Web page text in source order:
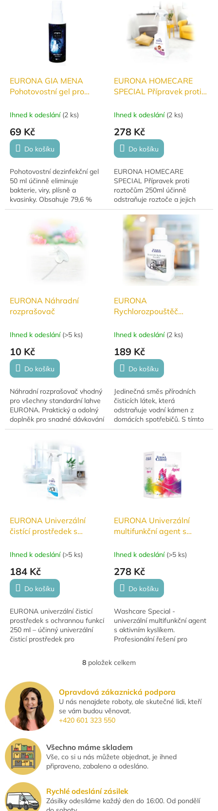
EURONA GIA MENA
Pohotovostní gel pro
Ihned k odeslání (2 ks)
69 Kč
Do košíku
Pohotovostní dezinfekční gel
50 ml účinně eliminuje
bakterie, viry, plísně a
kvasinky. Obsahuje 79,6 %
alkoholu a glycerin pro
hypoalergenní parfemací Gia...
EURONA HOMECARE
SPECIAL Přípravek proti
Ihned k odeslání (2 ks)
278 Kč
Do košíku
EURONA HOMECARE
SPECIAL Přípravek proti
roztočům 250ml účinně
odstraňuje roztoče a jejich
alergeny z textilií a nábytku. Je
bezpečný pro domácí použití,
snadno se aplikuje a je...
EURONA Náhradní
rozprašovač
Ihned k odeslání (>5 ks)
10 Kč
Do košíku
Náhradní rozprašovač vhodný
pro všechny standardní lahve
EURONA. Praktický a odolný
doplněk pro snadné dávkování
čisticích prostředků.
EURONA
Rychlorozpouštěč
domácí spotřebiče
Ihned k odeslání (2 ks)
189 Kč
Do košíku
Jedinečná směs přírodních
čisticích látek, která
odstraňuje vodní kámen z
domácích spotřebičů. S tímto
prostředkem lze čistit:
EURONA Univerzální
čistící prostředek s
Ihned k odeslání (>5 ks)
184 Kč
Do košíku
EURONA univerzální čisticí
prostředek s ochrannou funkcí
250 ml – účinný univerzální
čisticí prostředek pro
EURONA Univerzální
multifunkční agent s
Ihned k odeslání (>5 ks)
278 Kč
Do košíku
Washcare Special -
univerzální multifunkční agent
s aktivním kyslíkem.
Profesionální řešení pro
čištění odpadů. Vynikající
účinnost i na ty...
O
á
d
a
c
r
v
k
v
ý
p
8 položek celkem
Opravdová zákaznická podpora
U nás nenajdete roboty, ale skutečné lidi, kteří
se vám budou věnovat.
+420 601 323 550
Všechno máme skladem
Vše, co si u nás můžete objednat, je ihned
připraveno, zabaleno a odesláno.
Rychlé odeslání zásilek
Zásilky odesíláme každý den do 16:00. Od pondělí